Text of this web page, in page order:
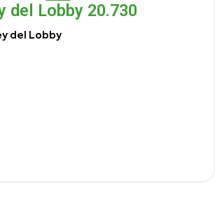
del Lobby 20.730
del Lobby